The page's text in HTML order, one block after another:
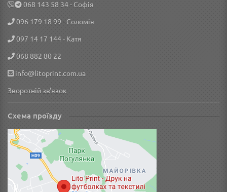
‎068 143 58 34- Софія
096 179 18 99 - Соломія
097 14 17 144- Катя
068 882 80 22
info@litoprint.com.ua
Зворотній зв'язок
Схема проїзду